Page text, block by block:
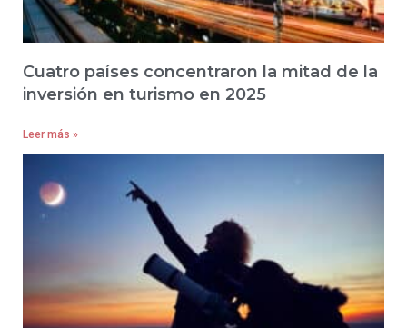
Cuatro países concentraron la mitad de la
inversión en turismo en 2025
Leer más »